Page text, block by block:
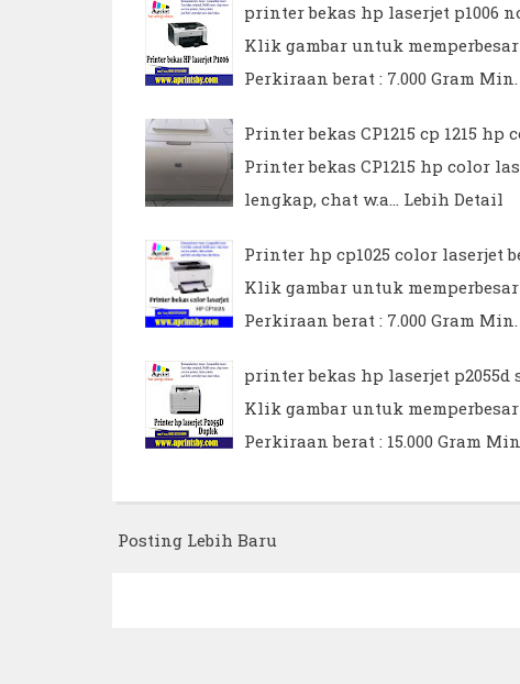
printer bekas hp laserjet p1006
Klik gambar untuk memperbesar
Perkiraan berat : 7.000 Gram
Printer bekas CP1215 cp 1215
Printer bekas CP1215 hp color
lengkap, chat w.a… Lebih Detail
Printer hp cp1025 color laserjet
Klik gambar untuk memperbesar
Perkiraan berat : 7.000 Gram
printer bekas hp laserjet
Klik gambar untuk memperbesar
Perkiraan berat : 15.000 Gram
Posting Lebih Baru